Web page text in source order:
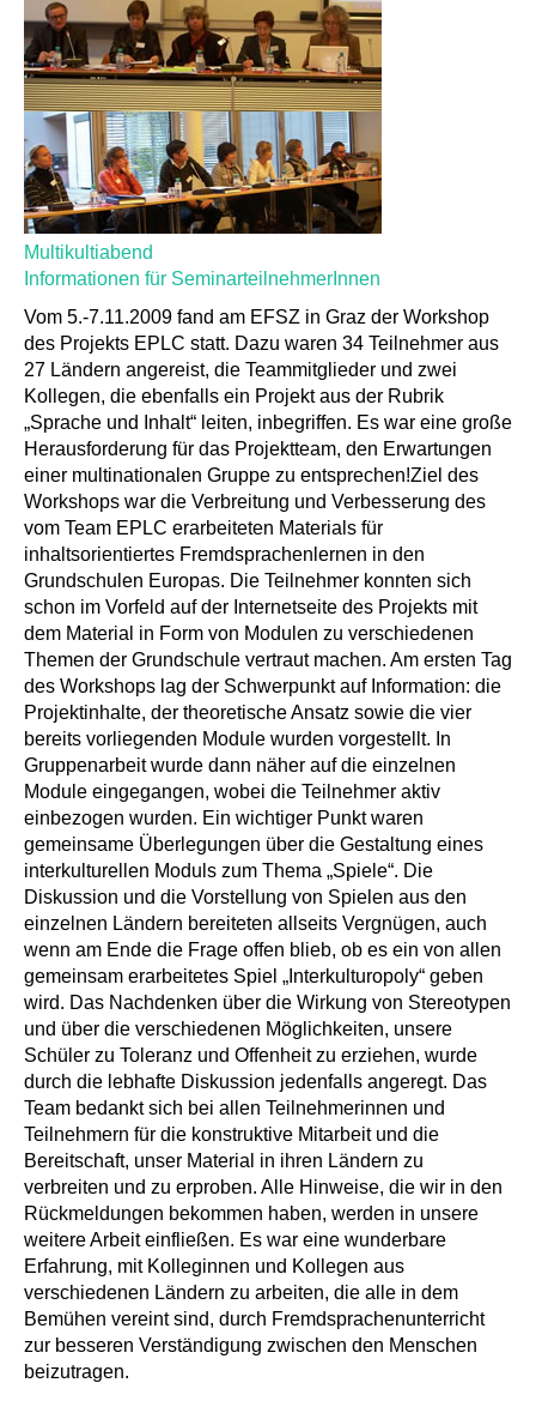
Multikultiabend
Informationen für SeminarteilnehmerInnen
Vom 5.-7.11.2009 fand am EFSZ in Graz der Workshop
des Projekts EPLC statt. Dazu waren 34 Teilnehmer aus
27 Ländern angereist, die Teammitglieder und zwei
Kollegen, die ebenfalls ein Projekt aus der Rubrik
„Sprache und Inhalt“ leiten, inbegriffen. Es war eine große
Herausforderung für das Projektteam, den Erwartungen
einer multinationalen Gruppe zu entsprechen!Ziel des
Workshops war die Verbreitung und Verbesserung des
vom Team EPLC erarbeiteten Materials für
inhaltsorientiertes Fremdsprachenlernen in den
Grundschulen Europas. Die Teilnehmer konnten sich
schon im Vorfeld auf der Internetseite des Projekts mit
dem Material in Form von Modulen zu verschiedenen
Themen der Grundschule vertraut machen. Am ersten Tag
des Workshops lag der Schwerpunkt auf Information: die
Projektinhalte, der theoretische Ansatz sowie die vier
bereits vorliegenden Module wurden vorgestellt. In
Gruppenarbeit wurde dann näher auf die einzelnen
Module eingegangen, wobei die Teilnehmer aktiv
einbezogen wurden. Ein wichtiger Punkt waren
gemeinsame Überlegungen über die Gestaltung eines
interkulturellen Moduls zum Thema „Spiele“. Die
Diskussion und die Vorstellung von Spielen aus den
einzelnen Ländern bereiteten allseits Vergnügen, auch
wenn am Ende die Frage offen blieb, ob es ein von allen
gemeinsam erarbeitetes Spiel „Interkulturopoly“ geben
wird. Das Nachdenken über die Wirkung von Stereotypen
und über die verschiedenen Möglichkeiten, unsere
Schüler zu Toleranz und Offenheit zu erziehen, wurde
durch die lebhafte Diskussion jedenfalls angeregt. Das
Team bedankt sich bei allen Teilnehmerinnen und
Teilnehmern für die konstruktive Mitarbeit und die
Bereitschaft, unser Material in ihren Ländern zu
verbreiten und zu erproben. Alle Hinweise, die wir in den
Rückmeldungen bekommen haben, werden in unsere
weitere Arbeit einfließen. Es war eine wunderbare
Erfahrung, mit Kolleginnen und Kollegen aus
verschiedenen Ländern zu arbeiten, die alle in dem
Bemühen vereint sind, durch Fremdsprachenunterricht
zur besseren Verständigung zwischen den Menschen
beizutragen.